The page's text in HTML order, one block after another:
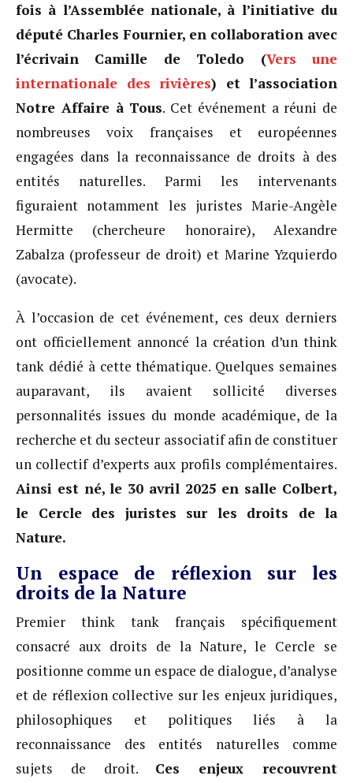
fois à l’Assemblée nationale, à l’initiative du
député Charles Fournier, en collaboration avec
l’écrivain Camille de Toledo (Vers une
internationale des rivières) et l’association
Notre Affaire à Tous. Cet événement a réuni de
nombreuses voix françaises et européennes
engagées dans la reconnaissance de droits à des
entités naturelles. Parmi les intervenants
figuraient notamment les juristes Marie-Angèle
Hermitte (chercheure honoraire), Alexandre
Zabalza (professeur de droit) et Marine Yzquierdo
(avocate).
À l’occasion de cet événement, ces deux derniers
ont officiellement annoncé la création d’un think
tank dédié à cette thématique. Quelques semaines
auparavant, ils avaient sollicité diverses
personnalités issues du monde académique, de la
recherche et du secteur associatif afin de constituer
un collectif d’experts aux profils complémentaires.
Ainsi est né, le 30 avril 2025 en salle Colbert,
le Cercle des juristes sur les droits de la
Nature.
Un espace de réflexion sur les
droits de la Nature
Premier think tank français spécifiquement
consacré aux droits de la Nature, le Cercle se
positionne comme un espace de dialogue, d’analyse
et de réflexion collective sur les enjeux juridiques,
philosophiques et politiques liés à la
reconnaissance des entités naturelles comme
sujets de droit. Ces enjeux recouvrent